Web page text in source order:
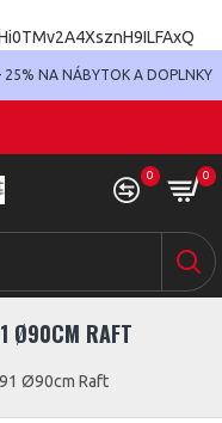
25% NA NÁBYTOK A DOPLNKY
0 0
Ø90cm Raft
Ø90CM RAFT